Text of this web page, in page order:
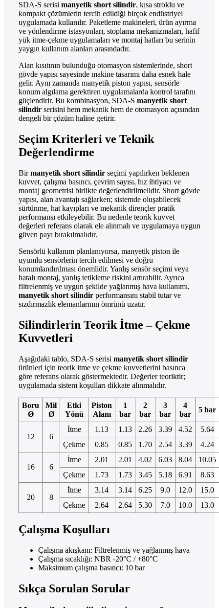
SDA-S serisi manyetik short silindir, kısa stroklu ve
kompakt çözümlerin tercih edildiği birçok endüstriyel
uygulamada kullanılır. Paketleme makineleri, ürün ayırma
ve yönlendirme istasyonları, stoplama mekanizmaları, hafif
yük itme-çekme uygulamaları ve montaj hatları bu serinin
yaygın kullanım alanları arasındadır.
Alan kısıtının bulunduğu otomasyon sistemlerinde, short
gövde yapısı sayesinde makine tasarımı daha esnek hale
gelir. Aynı zamanda manyetik piston yapısı, sensörle
konum algılama gerektiren uygulamalarda kontrol tarafını
güçlendirir. Bu kombinasyon, SDA-S manyetik short
silindir serisini hem mekanik hem de otomasyon açısından
dengeli bir çözüm haline getirir.
Seçim Kriterleri ve Teknik
Değerlendirme
Birmanyetik short silindir seçimi yapılırken beklenen
kuvvet, çalışma basıncı, çevrim sayısı, hız ihtiyacı ve
montaj geometrisi birlikte değerlendirilmelidir. Short gövde
yapısı, alan avantajı sağlarken; sistemde oluşabilecek
sürtünme, hat kayıpları ve mekanik dirençler pratik
performansı etkileyebilir. Bu nedenle teorik kuvvet
değerleri referans olarak ele alınmalı ve uygulamaya uygun
güven payı bırakılmalıdır.
Sensörlü kullanım planlanıyorsa, manyetik piston ile
uyumlu sensörlerin tercih edilmesi ve doğru
konumlandırılması önemlidir. Yanlış sensör seçimi veya
hatalı montaj, yanlış tetikleme riskini artırabilir. Ayrıca
filtrelenmiş ve uygun şekilde yağlanmış hava kullanımı,
manyetik short silindir performansını stabil tutar ve
sızdırmazlık elemanlarının ömrünü uzatır.
Silindirlerin Teorik İtme – Çekme
Kuvvetleri
Aşağıdaki tablo, SDA-S serisi manyetik short silindir
ürünleri için teorik itme ve çekme kuvvetlerini basınca
göre referans olarak göstermektedir. Değerler teoriktir;
uygulamada sistem koşulları dikkate alınmalıdır.
Boru
Ø
Mil
Ø
Etki
Yönü
Piston
Alanı
1
bar
2
bar
3
bar
4
bar
5 bar
12 6
İtme 1.13 1.13 2.26 3.39 4.52
5.64
Çekme
0.85 0.85 1.70 2.54 3.39 4.24
16 6
İtme 2.01 2.01 4.02 6.03 8.04
10.05
Çekme
1.73 1.73 3.45 5.18 6.91 8.63
20 8
İtme 3.14 3.14 6.25 9.0 12.0
15.0
Çekme
2.64 2.64 5.30 7.0 10.0 13.0
Çalışma Koşulları
Çalışma akışkanı: Filtrelenmiş ve yağlanmış hava
Çalışma sıcaklığı: NBR -20°C / +80°C
Maksimum çalışma basıncı: 10 bar
Sıkça Sorulan Sorular